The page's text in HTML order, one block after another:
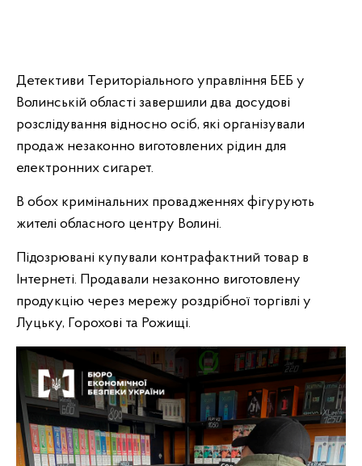
Детективи Територіального управління БЕБ у
Волинській області завершили два досудові
розслідування відносно осіб, які організували
продаж незаконно виготовлених рідин для
електронних сигарет.
В обох кримінальних провадженнях фігурують
жителі обласного центру Волині.
Підозрювані купували контрафактний товар в
Інтернеті. Продавали незаконно виготовлену
продукцію через мережу роздрібної торгівлі у
Луцьку, Горохові та Рожищі.